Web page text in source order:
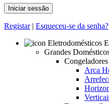
Registar| Esqueceu-se da senha?
Grandes
Congeladores
Arca